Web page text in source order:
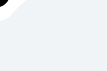
Tillbaka upp